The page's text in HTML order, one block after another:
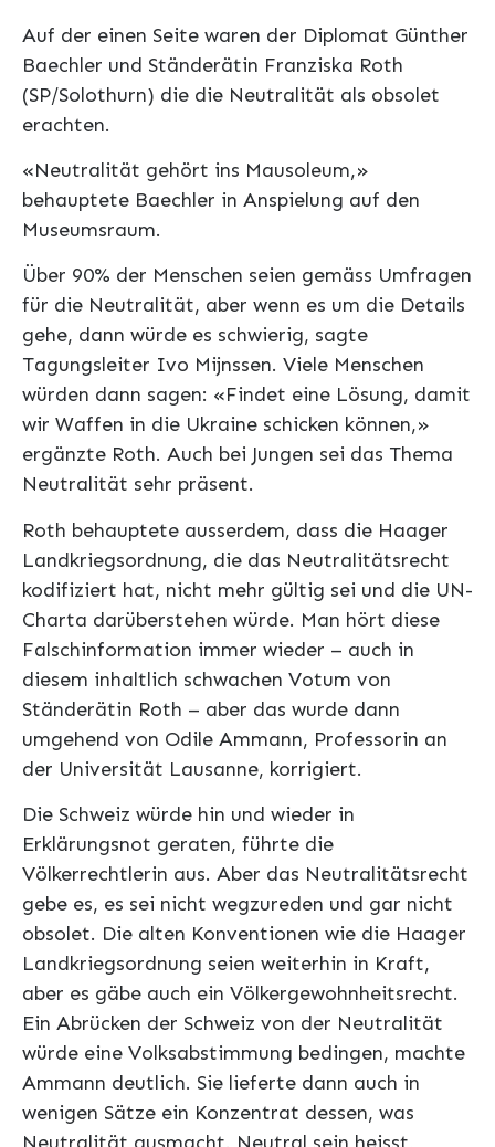
Auf der einen Seite waren der Diplomat Günther
Baechler und Ständerätin Franziska Roth
(SP/Solothurn) die die Neutralität als obsolet
erachten.
«Neutralität gehört ins Mausoleum,»
behauptete Baechler in Anspielung auf den
Museumsraum.
Über 90% der Menschen seien gemäss Umfragen
für die Neutralität, aber wenn es um die Details
gehe, dann würde es schwierig, sagte
Tagungsleiter Ivo Mijnssen. Viele Menschen
würden dann sagen: «Findet eine Lösung, damit
wir Waffen in die Ukraine schicken können,»
ergänzte Roth. Auch bei Jungen sei das Thema
Neutralität sehr präsent.
Roth behauptete ausserdem, dass die Haager
Landkriegsordnung, die das Neutralitätsrecht
kodifiziert hat, nicht mehr gültig sei und die UN-
Charta darüberstehen würde. Man hört diese
Falschinformation immer wieder – auch in
diesem inhaltlich schwachen Votum von
Ständerätin Roth – aber das wurde dann
umgehend von Odile Ammann, Professorin an
der Universität Lausanne, korrigiert.
Die Schweiz würde hin und wieder in
Erklärungsnot geraten, führte die
Völkerrechtlerin aus. Aber das Neutralitätsrecht
gebe es, es sei nicht wegzureden und gar nicht
obsolet. Die alten Konventionen wie die Haager
Landkriegsordnung seien weiterhin in Kraft,
aber es gäbe auch ein Völkergewohnheitsrecht.
Ein Abrücken der Schweiz von der Neutralität
würde eine Volksabstimmung bedingen, machte
Ammann deutlich. Sie lieferte dann auch in
wenigen Sätze ein Konzentrat dessen, was